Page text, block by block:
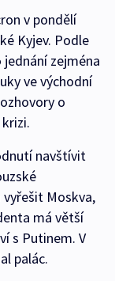
v pondělí
Kyjev. Podle
zejména
ve východní
o
navštívit
Moskva,
má větší
s Putinem. V
palác.